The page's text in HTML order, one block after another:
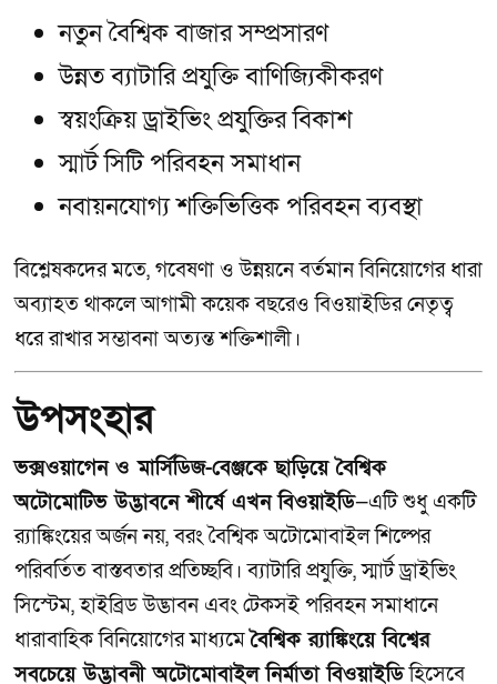
নতুন বৈশ্বিক বাজার সম্প্রসারণ
উন্নত ব্যাটারি প্রযুক্তি বাণিজ্যিকীকরণ
স্বয়ংক্রিয় ড্রাইভিং প্রযুক্তির বিকাশ
স্মার্ট সিটি পরিবহন সমাধান
নবায়নযোগ্য শক্তিভিত্তিক পরিবহন ব্যবস্থা
বিশ্লেষকদের মতে, গবেষণা ও উন্নয়নে বর্তমান বিনিয়োগের ধারা
অব্যাহত থাকলে আগামী কয়েক বছরেও বিওয়াইডির নেতৃত্ব
ধরে রাখার সম্ভাবনা অত্যন্ত শক্তিশালী।
উপসংহার
ভক্সওয়াগেন ও মার্সিডিজ-বেঞ্জকে ছাড়িয়ে বৈশ্বিক
অটোমোটিভ উদ্ভাবনে শীর্ষে এখন বিওয়াইডি—এটি শুধু একটি
র‍্যাঙ্কিংয়ের অর্জন নয়, বরং বৈশ্বিক অটোমোবাইল শিল্পের
পরিবর্তিত বাস্তবতার প্রতিচ্ছবি। ব্যাটারি প্রযুক্তি, স্মার্ট ড্রাইভিং
সিস্টেম, হাইব্রিড উদ্ভাবন এবং টেকসই পরিবহন সমাধানে
ধারাবাহিক বিনিয়োগের মাধ্যমেবৈশ্বিক র‍্যাঙ্কিংয়ে বিশ্বের
সবচেয়ে উদ্ভাবনী অটোমোবাইল নির্মাতা বিওয়াইডিহিসেবে